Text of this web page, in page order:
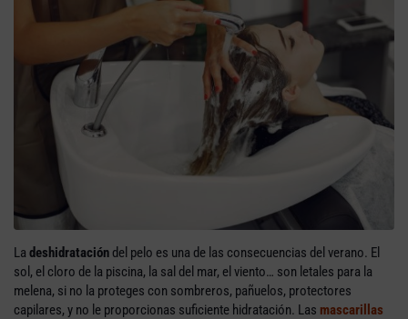
La deshidratación del pelo es una de las consecuencias del verano. El
sol, el cloro de la piscina, la sal del mar, el viento… son letales para la
melena, si no la proteges con sombreros, pañuelos, protectores
capilares, y no le proporcionas suficiente hidratación. Las mascarillas